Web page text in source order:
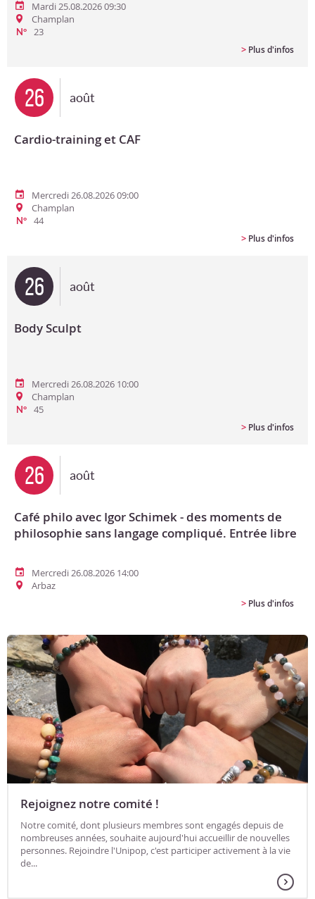
Mardi 25.08.2026 09:30
Champlan
N°
23
> Plus d'infos
26 août
Cardio-training et CAF
Mercredi 26.08.2026 09:00
Champlan
N°
44
> Plus d'infos
26 août
Body Sculpt
Mercredi 26.08.2026 10:00
Champlan
N°
45
> Plus d'infos
26 août
Café philo avec Igor Schimek - des moments de
philosophie sans langage compliqué. Entrée libre
Mercredi 26.08.2026 14:00
Arbaz
> Plus d'infos
Rejoignez notre comité !
Notre comité, dont plusieurs membres sont engagés depuis de
nombreuses années, souhaite aujourd'hui accueillir de nouvelles
personnes. Rejoindre l'Unipop, c'est participer activement à la vie
de...